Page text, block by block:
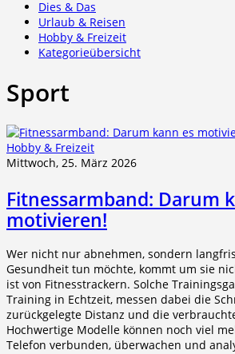
Dies & Das
Urlaub & Reisen
Hobby & Freizeit
Kategorieübersicht
Sport
Hobby & Freizeit
Mittwoch, 25. März 2026
Fitnessarmband: Darum
motivieren!
Wer nicht nur abnehmen, sondern
Gesundheit tun möchte, kommt um sie
ist von Fitnesstrackern. Solche
Training in Echtzeit, messen dabei die
zurückgelegte Distanz und die
Hochwertige Modelle können noch viel
Telefon verbunden, überwachen und